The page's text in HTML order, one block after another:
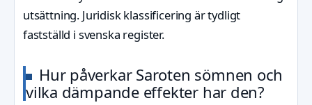
utsättning. Juridisk klassificering är tydligt
fastställd i svenska register.
Hur påverkar Saroten sömnen och
vilka dämpande effekter har den?